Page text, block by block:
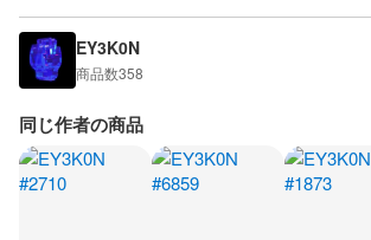
EY3K0N
商品数358
同じ作者の商品